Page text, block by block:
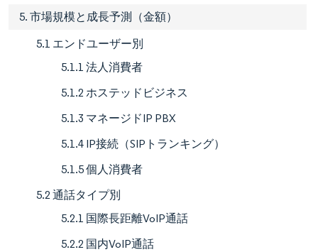
5. 市場規模と成長予測（金額）
5.1 エンドユーザー別
5.1.1 法人消費者
5.1.2 ホステッドビジネス
5.1.3 マネージドIP PBX
5.1.4 IP接続（SIPトランキング）
5.1.5 個人消費者
5.2 通話タイプ別
5.2.1 国際長距離VoIP通話
5.2.2 国内VoIP通話